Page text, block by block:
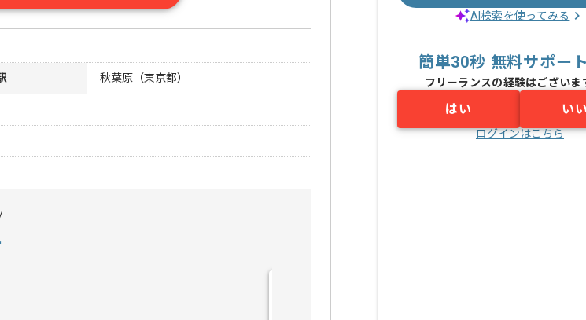
秋葉原（東京都）
AI検索を使ってみる
簡単30秒 無料サポー
フリーランスの経験はございま
はい い
ログインはこちら